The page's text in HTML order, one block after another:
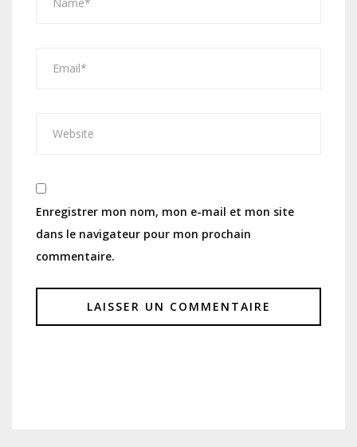
Enregistrer mon nom, mon e-mail et mon site
dans le navigateur pour mon prochain
commentaire.